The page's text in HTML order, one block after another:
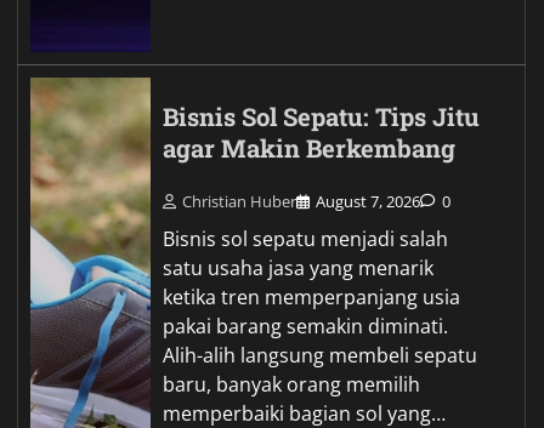
Bisnis Sol Sepatu: Tips Jitu
agar Makin Berkembang
Christian Huber August 7, 2026 0
Bisnis sol sepatu menjadi salah
satu usaha jasa yang menarik
ketika tren memperpanjang usia
pakai barang semakin diminati.
Alih-alih langsung membeli sepatu
baru, banyak orang memilih
memperbaiki bagian sol yang…